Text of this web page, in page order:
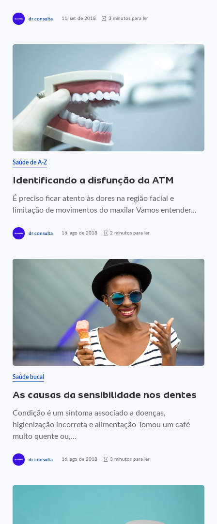
dr.consulta 11, set de 2018 3 minutos para ler
Saúde de A-Z
Identificando a disfunção da ATM
É preciso ficar atento às dores na região facial e
limitação de movimentos do maxilar Vamos entender...
dr.consulta 16, ago de 2018 2 minutos para ler
Saúde bucal
As causas da sensibilidade nos dentes
Condição é um sintoma associado a doenças,
higienização incorreta e alimentação Tomou um café
muito quente ou,...
dr.consulta 16, ago de 2018 3 minutos para ler